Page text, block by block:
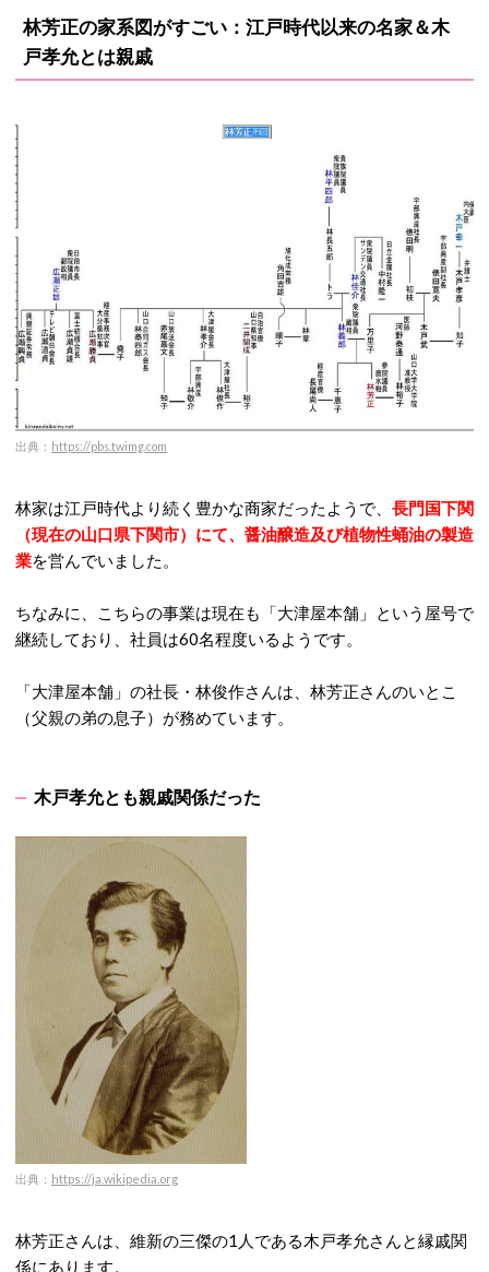
林芳正の家系図がすごい：江戸時代以来の名家＆木
戸孝允とは親戚
出典： https://pbs.twimg.com
林家は江戸時代より続く豊かな商家だったようで、 長門国下関
（現在の山口県下関市）にて、醤油醸造及び植物性蛹油の製造
業を営んでいました。
ちなみに、こちらの事業は現在も「大津屋本舗」という屋号で
継続しており、社員は60名程度いるようです。
「大津屋本舗」の社長・林俊作さんは、林芳正さんのいとこ
（父親の弟の息子）が務めています。
木戸孝允とも親戚関係だった
出典： https://ja.wikipedia.org
林芳正さんは、維新の三傑の1人である木戸孝允さんと縁戚関
係にあります。